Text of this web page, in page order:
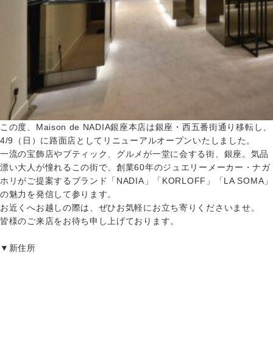
この度、Maison de NADIA銀座本店は銀座・西五番街通り移転し、
4/9（日）に路面店としてリニューアルオープンいたしました。
一流の宝飾店やブティック、グルメが一堂に会する街、銀座。気品
漂い大人が憧れるこの街で、創業60年のジュエリーメーカー・ナガ
ホリがご提案するブランド「NADIA」「KORLOFF」「LA SOMA」
の魅力を発信して参ります。
お近くへお越しの際は、ぜひお気軽にお立ち寄りくださいませ。
皆様のご来店をお待ち申し上げております。
▼新住所